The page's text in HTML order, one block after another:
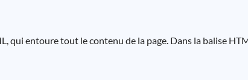
entoure tout le contenu de la page. Dans la balise